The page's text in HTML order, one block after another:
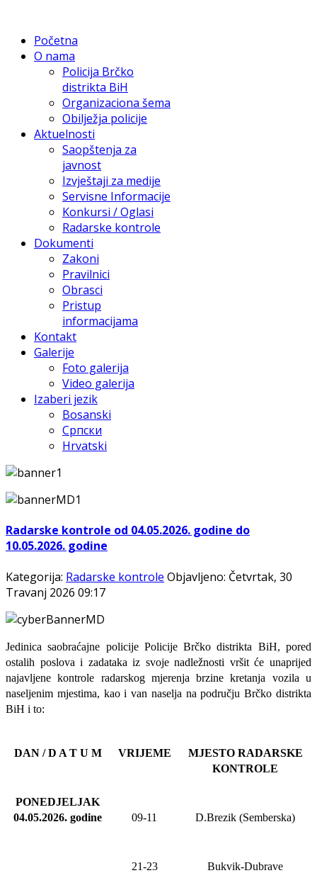
Početna
O nama
Policija Brčko
distrikta BiH
Organizaciona šema
Obilježja policije
Aktuelnosti
Saopštenja za
javnost
Izvještaji za medije
Servisne Informacije
Konkursi / Oglasi
Radarske kontrole
Dokumenti
Zakoni
Pravilnici
Obrasci
Pristup
informacijama
Kontakt
Galerije
Foto galerija
Video galerija
Izaberi jezik
Bosanski
Српски
Hrvatski
Radarske kontrole od 04.05.2026. godine do
10.05.2026. godine
Kategorija: Radarske kontrole Objavljeno: Četvrtak, 30
Travanj 2026 09:17
Jedinica saobraćajne policije Policije Brčko distrikta BiH, pored
ostalih poslova i zadataka iz svoje nadležnosti vršit će unaprijed
najavljene kontrole radarskog mjerenja brzine kretanja vozila u
naseljenim mjestima, kao i van naselja na području Brčko distrikta
BiH i to:
DAN / D A T U M VRIJEME
MJESTO RADARSKE
KONTROLE
PONEDJELJAK
04.05.2026. godine 09-11 D.Brezik (Semberska)
21-23 Bukvik-Dubrave